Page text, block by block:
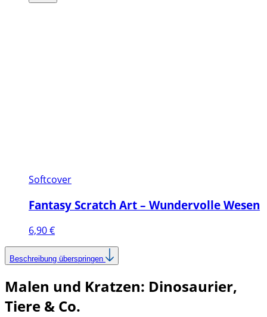
Softcover
Fantasy Scratch Art – Wundervolle Wesen
6,90€
Beschreibung überspringen
Malen und Kratzen: Dinosaurier,
Tiere & Co.